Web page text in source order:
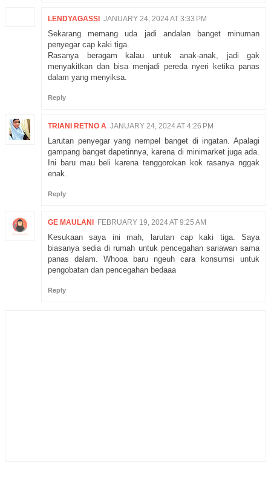
LENDYAGASSI JANUARY 24, 2024 AT 3:33 PM
Sekarang memang uda jadi andalan banget minuman
penyegar cap kaki tiga.
Rasanya beragam kalau untuk anak-anak, jadi gak
menyakitkan dan bisa menjadi pereda nyeri ketika panas
dalam yang menyiksa.
Reply
TRIANI RETNO A JANUARY 24, 2024 AT 4:26 PM
Larutan penyegar yang nempel banget di ingatan. Apalagi
gampang banget dapetinnya, karena di minimarket juga ada.
Ini baru mau beli karena tenggorokan kok rasanya nggak
enak.
Reply
GE MAULANI FEBRUARY 19, 2024 AT 9:25 AM
Kesukaan saya ini mah, larutan cap kaki tiga. Saya
biasanya sedia di rumah untuk pencegahan sariawan sama
panas dalam. Whooa baru ngeuh cara konsumsi untuk
pengobatan dan pencegahan bedaaa
Reply